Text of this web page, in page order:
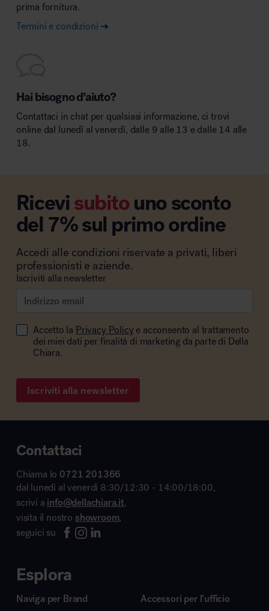
prima fornitura.
Termini e condizioni
Hai bisogno d’aiuto?
Contattaci in chat per qualsiasi informazione, ci trovi
online dal lunedì al venerdì, dalle 9 alle 13 e dalle 14 alle
18.
Ricevisubitouno sconto
del 7% sul primo ordine
Accedi alle condizioni riservate a privati, liberi
professionisti e aziende.
Iscriviti alla newsletter
Accetto la Privacy Policy e acconsento al trattamento
dei miei dati per finalità di marketing da parte di Della
Chiara.
Iscriviti alla newsletter
Contattaci
Chiama lo 0721 201366
dal lunedì al venerdì 8:30/12:30 - 14:00/18:00,
scrivi a info@dellachiara.it,
visita il nostro showroom,
seguici su
Esplora
Naviga per Brand
Accessori per l’ufficio